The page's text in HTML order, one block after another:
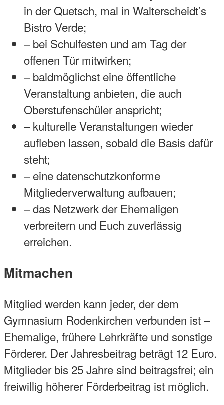
in der Quetsch, mal in Walterscheidt’s
Bistro Verde;
– bei Schulfesten und am Tag der
offenen Tür mitwirken;
– baldmöglichst eine öffentliche
Veranstaltung anbieten, die auch
Oberstufenschüler anspricht;
– kulturelle Veranstaltungen wieder
aufleben lassen, sobald die Basis dafür
steht;
– eine datenschutzkonforme
Mitgliederverwaltung aufbauen;
– das Netzwerk der Ehemaligen
verbreitern und Euch zuverlässig
erreichen.
Mitmachen
Mitglied werden kann jeder, der dem
Gymnasium Rodenkirchen verbunden ist –
Ehemalige, frühere Lehrkräfte und sonstige
Förderer. Der Jahresbeitrag beträgt 12 Euro.
Mitglieder bis 25 Jahre sind beitragsfrei; ein
freiwillig höherer Förderbeitrag ist möglich.